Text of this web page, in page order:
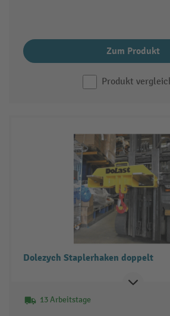
Zum Produkt
Produkt
Dolezych Staplerhaken doppelt
13 Arbeitstage